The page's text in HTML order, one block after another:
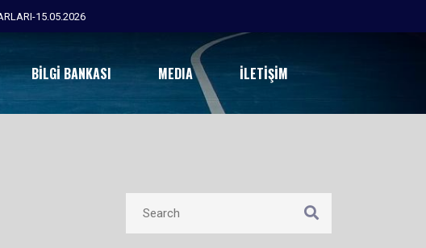
BILGI BANKASI MEDIA İLETIŞIM